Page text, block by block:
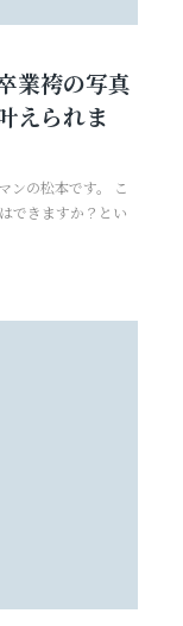
業袴の写真
えられま
ンの松本です。 こ
できますか？とい